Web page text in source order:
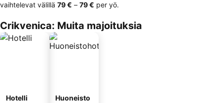
vaihtelevat välillä ‎79 € – ‎79 € per yö.
Crikvenica: Muita majoituksia
Hotelli
Huoneisto